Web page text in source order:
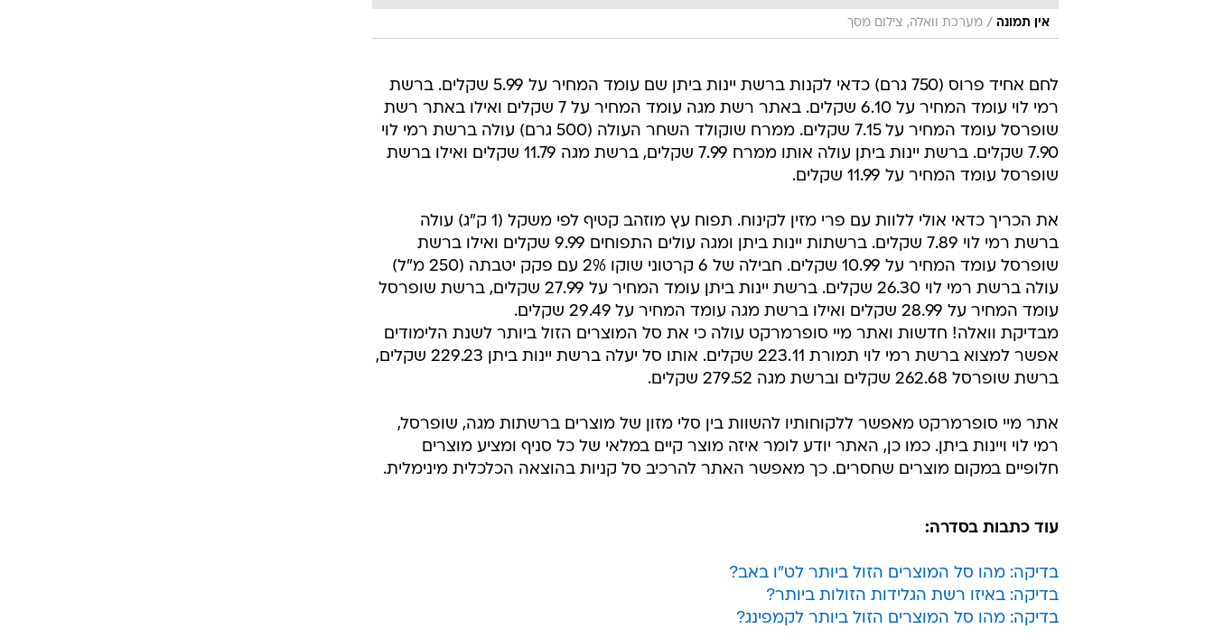
אין תמונה / מערכת וואלה, צילום מסך
לחם אחיד פרוס (750 גרם) כדאי לקנות ברשת יינות ביתן שם עומד המחיר על 5.99 שקלים. ברשת
רמי לוי עומד המחיר על 6.10 שקלים. באתר רשת מגה עומד המחיר על 7 שקלים ואילו באתר רשת
שופרסל עומד המחיר על 7.15 שקלים. ממרח שוקולד השחר העולה (500 גרם) עולה ברשת רמי לוי
7.90 שקלים. ברשת יינות ביתן עולה אותו ממרח 7.99 שקלים, ברשת מגה 11.79 שקלים ואילו ברשת
שופרסל עומד המחיר על 11.99 שקלים.
את הכריך כדאי אולי ללוות עם פרי מזין לקינוח. תפוח עץ מוזהב קטיף לפי משקל (1 ק"ג) עולה
ברשת רמי לוי 7.89 שקלים. ברשתות יינות ביתן ומגה עולים התפוחים 9.99 שקלים ואילו ברשת
שופרסל עומד המחיר על 10.99 שקלים. חבילה של 6 קרטוני שוקו 2% עם פקק יטבתה (250 מ"ל)
עולה ברשת רמי לוי 26.30 שקלים. ברשת יינות ביתן עומד המחיר על 27.99 שקלים, ברשת שופרסל
עומד המחיר על 28.99 שקלים ואילו ברשת מגה עומד המחיר על 29.49 שקלים.
מבדיקת וואלה! חדשות ואתר מיי סופרמרקט עולה כי את סל המוצרים הזול ביותר לשנת הלימודים
אפשר למצוא ברשת רמי לוי תמורת 223.11 שקלים. אותו סל יעלה ברשת יינות ביתן 229.23 שקלים,
ברשת שופרסל 262.68 שקלים וברשת מגה 279.52 שקלים.
אתר מיי סופרמרקט מאפשר ללקוחותיו להשוות בין סלי מזון של מוצרים ברשתות מגה, שופרסל,
רמי לוי ויינות ביתן. כמו כן, האתר יודע לומר איזה מוצר קיים במלאי של כל סניף ומציע מוצרים
חלופיים במקום מוצרים שחסרים. כך מאפשר האתר להרכיב סל קניות בהוצאה הכלכלית מינימלית.
עוד כתבות בסדרה:
בדיקה: מהו סל המוצרים הזול ביותר לט"ו באב?
בדיקה: באיזו רשת הגלידות הזולות ביותר?
בדיקה: מהו סל המוצרים הזול ביותר לקמפינג?